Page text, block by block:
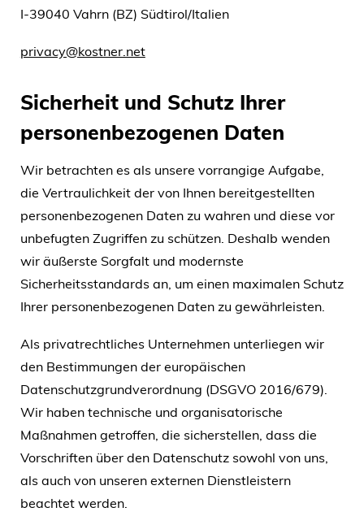
I-39040 Vahrn (BZ) Südtirol/Italien
privacy@kostner.net
Sicherheit und Schutz Ihrer
personenbezogenen Daten
Wir betrachten es als unsere vorrangige Aufgabe,
die Vertraulichkeit der von Ihnen bereitgestellten
personenbezogenen Daten zu wahren und diese vor
unbefugten Zugriffen zu schützen. Deshalb wenden
wir äußerste Sorgfalt und modernste
Sicherheitsstandards an, um einen maximalen Schutz
Ihrer personenbezogenen Daten zu gewährleisten.
Als privatrechtliches Unternehmen unterliegen wir
den Bestimmungen der europäischen
Datenschutzgrundverordnung (DSGVO 2016/679).
Wir haben technische und organisatorische
Maßnahmen getroffen, die sicherstellen, dass die
Vorschriften über den Datenschutz sowohl von uns,
als auch von unseren externen Dienstleistern
beachtet werden.